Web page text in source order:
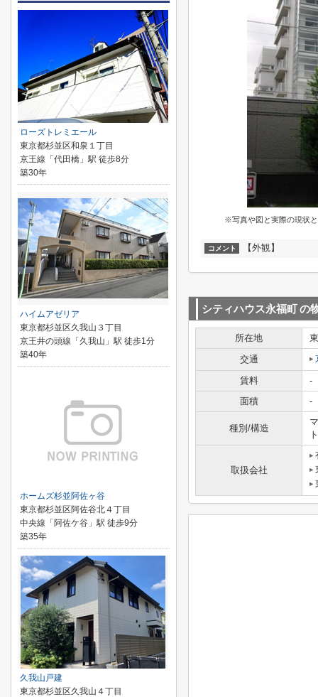
※写真や図と実際の現状
コメント 【外観】
シティハウス永福町の
所在地
交通
賃料
-
面積
-
種別/構造
ト
取扱会社
ローズトレミエール
東京都杉並区和泉１丁目
京王線「代田橋」駅 徒歩8分
築30年
ハイムアゼリア
東京都杉並区久我山３丁目
京王井の頭線「久我山」駅 徒歩1分
築40年
ホームズ杉並阿佐ヶ谷
東京都杉並区阿佐谷北４丁目
中央線「阿佐ケ谷」駅 徒歩9分
築35年
久我山戸建
東京都杉並区久我山４丁目